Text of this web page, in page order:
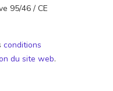
95/46 / CE
conditions
du site web.